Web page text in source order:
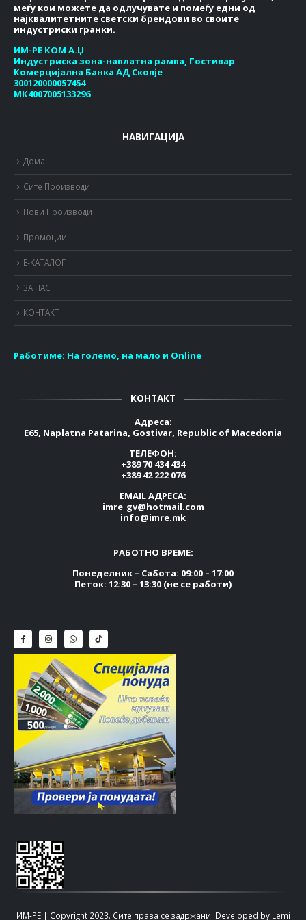
меѓу кои можете да одлучувате и помеѓу едни од
најквалитетните светски брендови во своите
индустриски гранки.
ИМ-РЕ КОМ А.Џ
Индустриска зона-наплатна рампа, Гостивар
Комерцијална Банка АД Скопје
300120000057454
МК4007005133296
НАВИГАЦИЈА
Дома
Сите Производи
Нови Производи
Промоции
Е-КАТАЛОГ
ЗА НАС
КОНТАКТ
Работиме: На големо, на мало и Online
КОНТАКТ
Адреса:
E65, Naplatna Patarina, Gostivar, Republic of Macedonia
ТЕЛЕФОН:
+389 70 434 434
+389 42 222 076
EMAIL АДРЕСА:
imre_gv@hotmail.com
info@imre.mk
РАБОТНО ВРЕМЕ:
Понеделник – Сабота: 09:00 – 17:00
Петок: 12:30 – 13:30 (не се работи)
ИМ-РЕ | Copyright 2023. Сите права се задржани. Developed by Lemi